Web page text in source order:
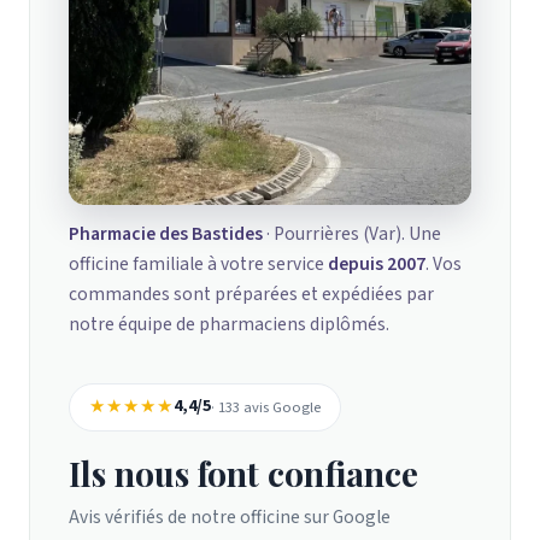
Pharmacie des Bastides· Pourrières (Var). Une
officine familiale à votre service depuis 2007. Vos
commandes sont préparées et expédiées par
notre équipe de pharmaciens diplômés.
★★★★★4,4/5· 133 avis Google
Ils nous font confiance
Avis vérifiés de notre officine sur Google